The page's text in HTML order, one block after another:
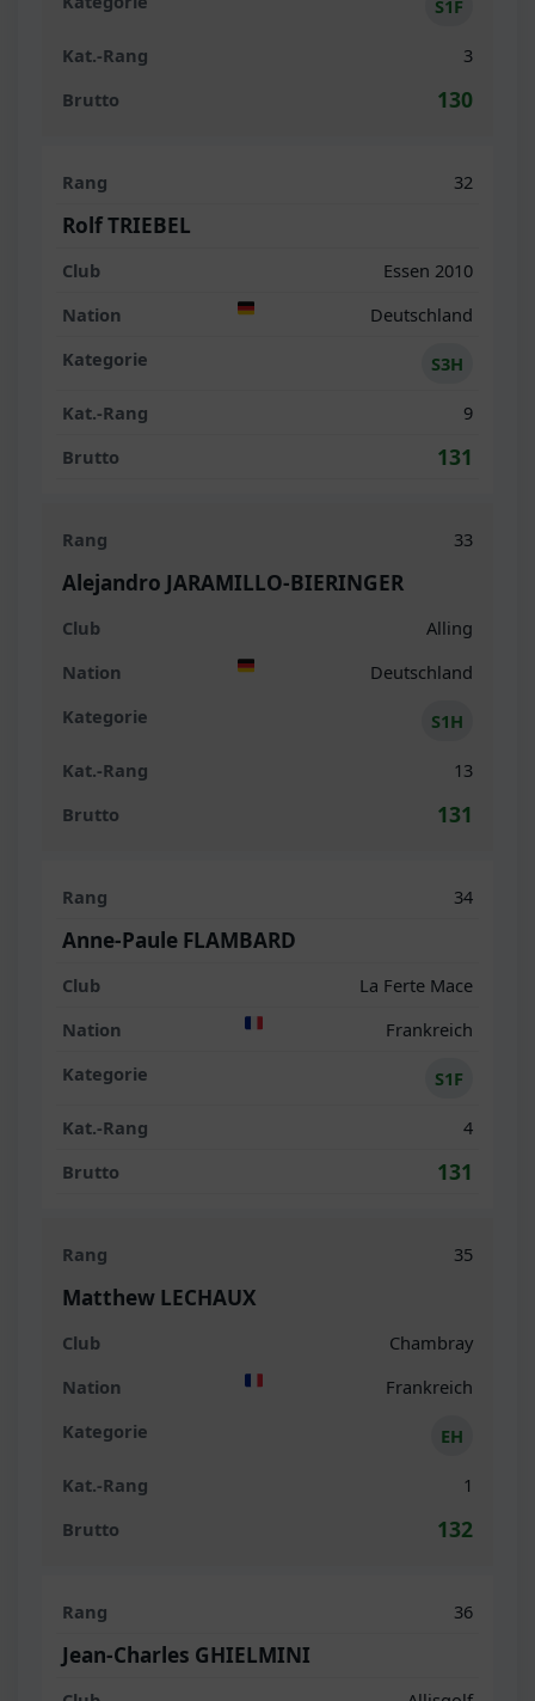
S1F
3
130
32
Rolf TRIEBEL
Essen 2010
Deutschland
S3H
9
131
33
Alejandro JARAMILLO-BIERINGER
Alling
Deutschland
S1H
13
131
34
Anne-Paule FLAMBARD
La Ferte Mace
Frankreich
S1F
4
131
35
Matthew LECHAUX
Chambray
Frankreich
EH
1
132
36
Jean-Charles GHIELMINI